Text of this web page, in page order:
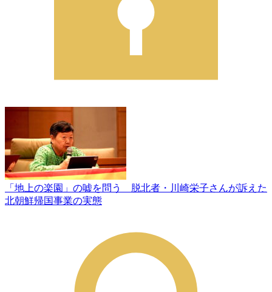
「地上の楽園」の嘘を問う 脱北者・川崎栄子さんが訴えた
北朝鮮帰国事業の実態